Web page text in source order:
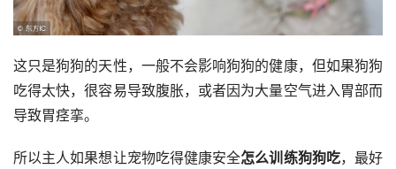
这只是狗狗的天性，一般不会影响狗狗的健康，但如果狗狗
吃得太快，很容易导致腹胀，或者因为大量空气进入胃部而
导致胃痉挛。
所以主人如果想让宠物吃得健康安全怎么训练狗狗吃，最好